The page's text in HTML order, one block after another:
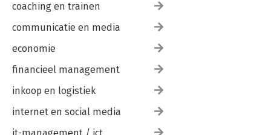
coaching en trainen
communicatie en media
economie
financieel management
inkoop en logistiek
internet en social media